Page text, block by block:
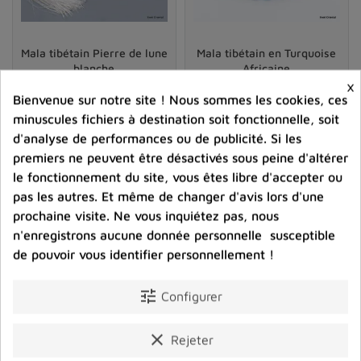
meilleure stabilité émotionnelle durant la pratique. Cette
régularité donne confiance et structure les séances de
méditation.
Le toucher répétitif des perles crée un lien physique
doux avec l’objet, ancrant l’attention ici et maintenant.
Cet effet sensoriel réduit aussi le stress quotidien,
contribuant à pacifier progressivement l'état intérieur.
Ces malas font partie de notre collection decolliers
tibétains et népalais , où chaque bijou incarne une
intention sacrée et une tradition artisanale profonde.
Signification spirituelle et bienfaits du mala
tibétain
collier mala tibétain
imaginaire empreint despiritualité
protection, chance et guidance sur
Mala tibétain Pierre de lune
blanche
Prix
97,00 €
shopping_cart  favorite_border
Mala tibétain en Turquoise
Africaine
Prix
113,00 €
shopping_cart  favorite_border
×
Bienvenue sur notre site ! Nous sommes les cookies, ces
minuscules fichiers à destination soit fonctionnelle, soit
d'analyse de performances ou de publicité. Si les
premiers ne peuvent être désactivés sous peine d'altérer
le fonctionnement du site, vous êtes libre d'accepter ou
pas les autres. Et même de changer d'avis lors d'une
prochaine visite. Ne vous inquiétez pas, nous
n'enregistrons aucune donnée personnelle susceptible
de pouvoir vous identifier personnellement !
tune Configurer
clear Rejeter